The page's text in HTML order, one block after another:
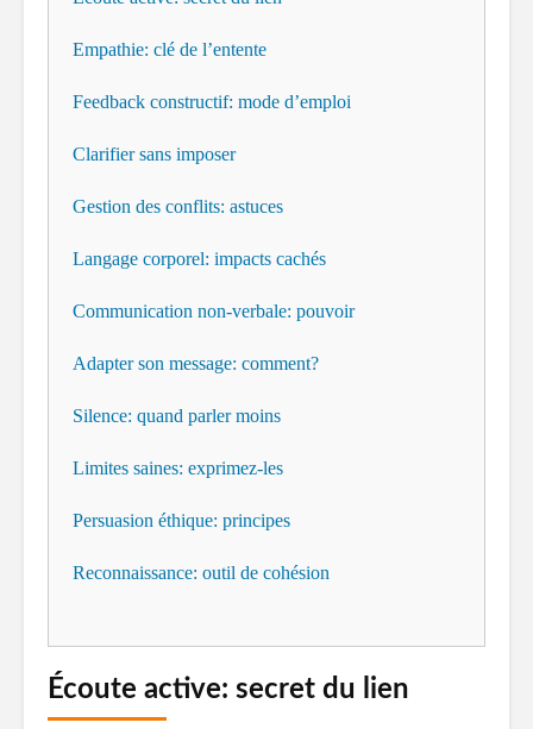
Empathie: clé de l’entente
Feedback constructif: mode d’emploi
Clarifier sans imposer
Gestion des conflits: astuces
Langage corporel: impacts cachés
Communication non-verbale: pouvoir
Adapter son message: comment?
Silence: quand parler moins
Limites saines: exprimez-les
Persuasion éthique: principes
Reconnaissance: outil de cohésion
Écoute active: secret du lien